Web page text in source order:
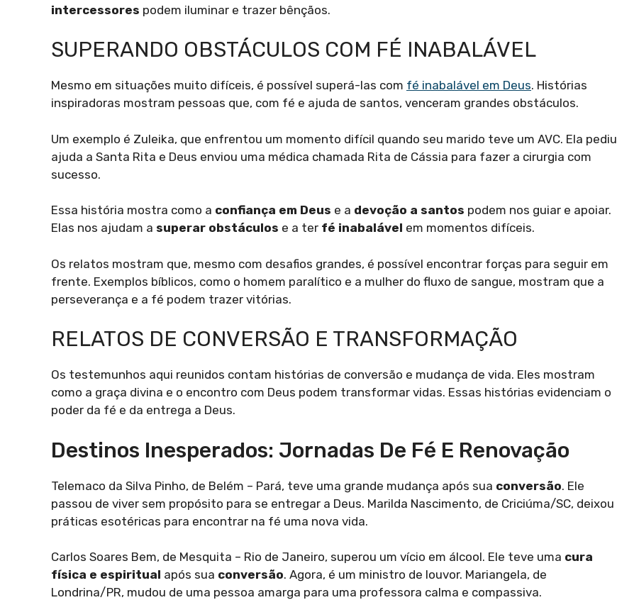
intercessores podem iluminar e trazer bênçãos.
SUPERANDO OBSTÁCULOS COM FÉ INABALÁVEL
Mesmo em situações muito difíceis, é possível superá-las com fé inabalável em Deus. Histórias
inspiradoras mostram pessoas que, com fé e ajuda de santos, venceram grandes obstáculos.
Um exemplo é Zuleika, que enfrentou um momento difícil quando seu marido teve um AVC. Ela pediu
ajuda a Santa Rita e Deus enviou uma médica chamada Rita de Cássia para fazer a cirurgia com
sucesso.
Essa história mostra como a confiança em Deus e a devoção a santos podem nos guiar e apoiar.
Elas nos ajudam a superar obstáculos e a ter fé inabalável em momentos difíceis.
Os relatos mostram que, mesmo com desafios grandes, é possível encontrar forças para seguir em
frente. Exemplos bíblicos, como o homem paralítico e a mulher do fluxo de sangue, mostram que a
perseverança e a fé podem trazer vitórias.
RELATOS DE CONVERSÃO E TRANSFORMAÇÃO
Os testemunhos aqui reunidos contam histórias de conversão e mudança de vida. Eles mostram
como a graça divina e o encontro com Deus podem transformar vidas. Essas histórias evidenciam o
poder da fé e da entrega a Deus.
Destinos Inesperados: Jornadas De Fé E Renovação
Telemaco da Silva Pinho, de Belém – Pará, teve uma grande mudança após sua conversão. Ele
passou de viver sem propósito para se entregar a Deus. Marilda Nascimento, de Criciúma/SC, deixou
práticas esotéricas para encontrar na fé uma nova vida.
Carlos Soares Bem, de Mesquita – Rio de Janeiro, superou um vício em álcool. Ele teve uma cura
física e espiritual após sua conversão. Agora, é um ministro de louvor. Mariangela, de
Londrina/PR, mudou de uma pessoa amarga para uma professora calma e compassiva.